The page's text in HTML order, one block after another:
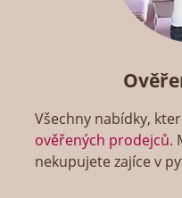
Všechny nabídky,
ověřených prodejců.
nekupujete zajíce v